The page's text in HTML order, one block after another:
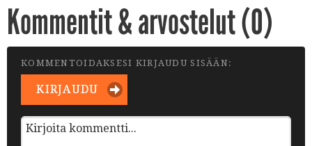
Kommentit & arvostelut (0)
KOMMENTOIDAKSESI KIRJAUDU SISÄÄN:
KIRJAUDU